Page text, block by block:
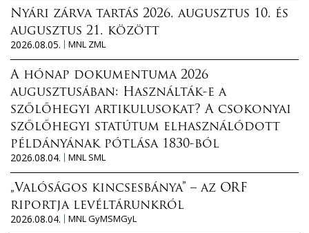
Nyári zárva tartás 2026. augusztus 10. és
augusztus 21. között
2026.08.05.
MNL ZML
A hónap dokumentuma 2026
augusztusában: Használták-e a
szőlőhegyi artikulusokat? A csokonyai
szőlőhegyi statútum elhasználódott
példányának pótlása 1830-ból
2026.08.04.
MNL SML
„Valóságos kincsesbánya” – az ORF
riportja levéltárunkról
2026.08.04.
MNL GyMSMGyL